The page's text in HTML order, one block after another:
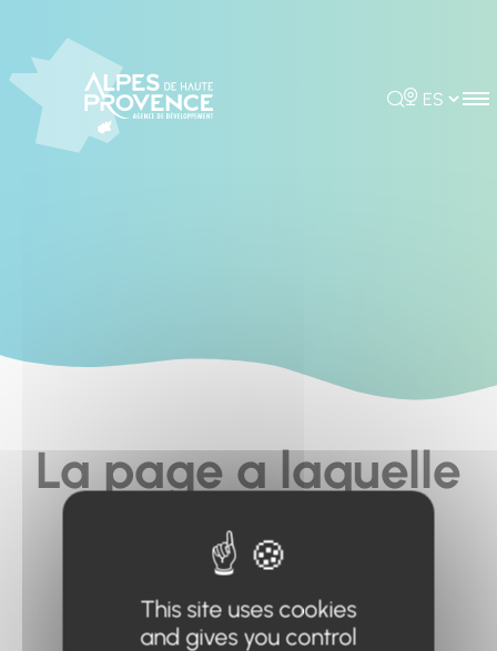
Rechercher
Choisir la
La page a laquelle
vous cherchez à
accéder n'existe
pas... ou plus.
This site uses cookies
and gives you control